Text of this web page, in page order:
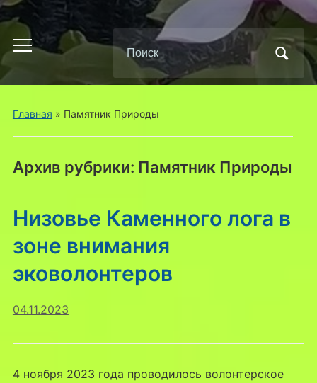
Переключить
меню
Поиск
по:
Главная » Памятник Природы
Архив рубрики: Памятник Природы
Низовье Каменного лога в
зоне внимания
эковолонтеров
04.11.2023
4 ноября 2023 года проводилось волонтерское